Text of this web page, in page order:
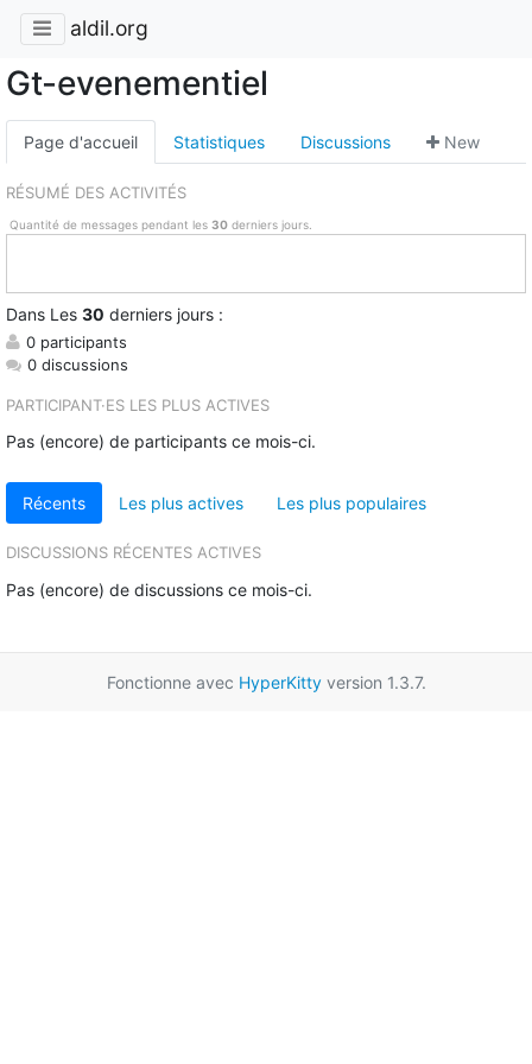
aldil.org
Gt-evenementiel
Page d'accueil Statistiques Discussions New
RÉSUMÉ DES ACTIVITÉS
Quantité de messages pendant les 30derniers jours.
Dans Les 30 derniers jours :
0 participants
0 discussions
PARTICIPANT·ES LES PLUS ACTIVES
Pas (encore) de participants ce mois-ci.
Récents Les plus actives Les plus populaires
DISCUSSIONS RÉCENTES ACTIVES
Pas (encore) de discussions ce mois-ci.
Fonctionne avec HyperKittyversion 1.3.7.